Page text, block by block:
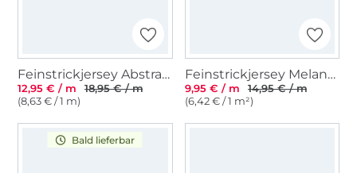
Feinstrickjersey Abstract Art, grau
12,95 € / m
18,95 € / m
(8,63 € / 1 m)
Feinstrickjersey Melange, senfgelb
9,95 € / m
14,95 € / m
(6,42 € / 1 m²)
Bald lieferbar